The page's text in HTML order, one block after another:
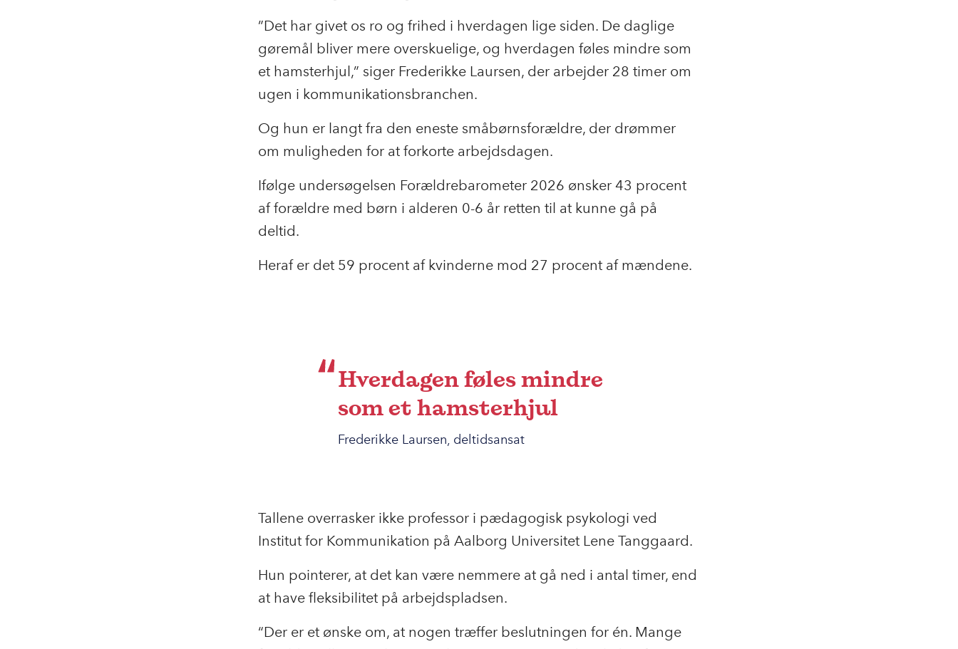
”Det har givet os ro og frihed i hverdagen lige siden. De daglige
gøremål bliver mere overskuelige, og hverdagen føles mindre som
et hamsterhjul,” siger Frederikke Laursen, der arbejder 28 timer om
ugen i kommunikationsbranchen.
Og hun er langt fra den eneste småbørnsforældre, der drømmer
om muligheden for at forkorte arbejdsdagen.
Ifølge undersøgelsen Forældrebarometer 2026 ønsker 43 procent
af forældre med børn i alderen 0-6 år retten til at kunne gå på
deltid.
Heraf er det 59 procent af kvinderne mod 27 procent af mændene.
Hverdagen føles mindre
som et hamsterhjul
Frederikke Laursen, deltidsansat
Tallene overrasker ikke professor i pædagogisk psykologi ved
Institut for Kommunikation på Aalborg Universitet Lene Tanggaard.
Hun pointerer, at det kan være nemmere at gå ned i antal timer, end
at have fleksibilitet på arbejdspladsen.
“Der er et ønske om, at nogen træffer beslutningen for én. Mange